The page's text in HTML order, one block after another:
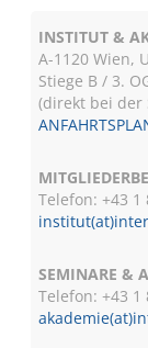
INSTITUT &
A-1120 Wien,
Stiege B / 3.
(direkt bei der
Telefon: +43 1
SEMINARE &
Telefon: +43 1